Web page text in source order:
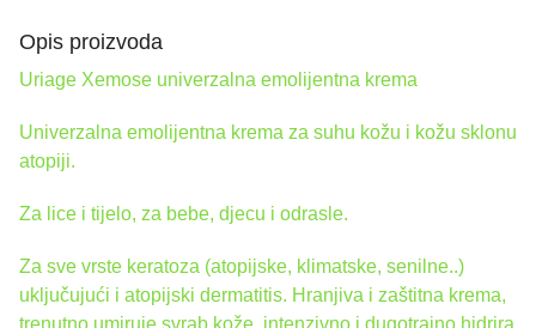
Opis proizvoda
Uriage Xemose univerzalna emolijentna krema
Univerzalna emolijentna krema za suhu kožu i kožu sklonu
atopiji.
Za lice i tijelo, za bebe, djecu i odrasle.
Za sve vrste keratoza (atopijske, klimatske, senilne..)
uključujući i atopijski dermatitis. Hranjiva i zaštitna krema,
trenutno umiruje svrab kože, intenzivno i dugotrajno hidrira